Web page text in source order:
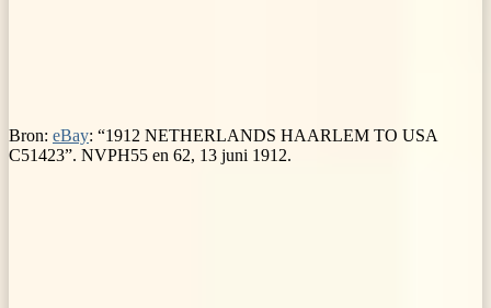
Bron: eBay: “1912 NETHERLANDS HAARLEM TO USA
C51423”. NVPH55 en 62, 13 juni 1912.